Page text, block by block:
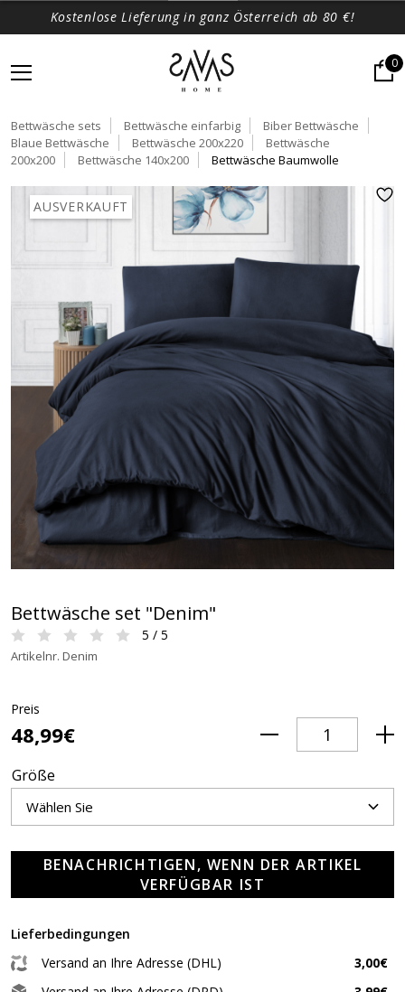
Kostenlose Lieferung in ganz Österreich ab 80 €!
0
Bettwäsche sets Bettwäsche einfarbig
Biber Bettwäsche
Blaue Bettwäsche
Bettwäsche 200x220
Bettwäsche
200x200
Bettwäsche 140x200 Bettwäsche Baumwolle
AUSVERKAUFT
Bettwäsche set "Denim"
5 / 5
Artikelnr. Denim
Preis
48,99€
Größe
BENACHRICHTIGEN, WENN DER ARTIKEL
VERFÜGBAR IST
Lieferbedingungen
Versand an Ihre Adresse (DHL)
3,00€